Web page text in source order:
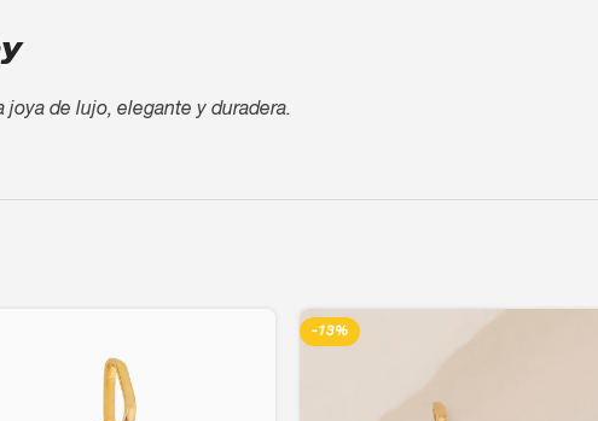
de lujo, elegante y duradera.
-13%